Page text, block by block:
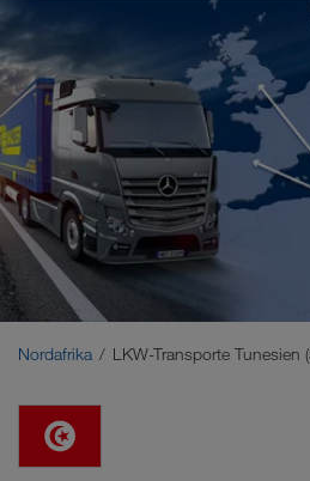
UNSERE MÄRKTE
Europa
Zentralasien
Russland
Naher Osten
Nordafrika LKW-Transporte Tunesien